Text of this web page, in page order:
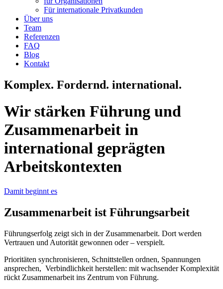
Für internationale Privatkunden
Über uns
Team
Referenzen
FAQ
Blog
Kontakt
Komplex. Fordernd. international.
Wir stärken Führung und
Zusammenarbeit in
international geprägten
Arbeitskontexten
Damit beginnt es
Zusammenarbeit ist Führungsarbeit
Führungserfolg zeigt sich in der Zusammenarbeit. Dort werden
Vertrauen und Autorität gewonnen oder – verspielt.
Prioritäten synchronisieren, Schnittstellen ordnen, Spannungen
ansprechen, Verbindlichkeit herstellen: mit wachsender Komplexität
rückt Zusammenarbeit ins Zentrum von Führung.